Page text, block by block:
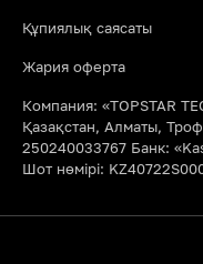
Құпиялық саясаты
Жария оферта
Компания: «TOPSTAR
Қазақстан, Алматы,
250240033767 Банк:
Шот нөмірі: